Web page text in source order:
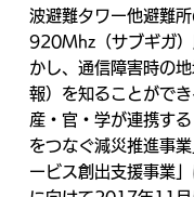
波避難タワー他避難
920Mhz（サブギガ）
かし、通信障害時の
報）を知ることがで
産・官・学が連携す
をつなぐ減災推進事
ービス創出支援事業